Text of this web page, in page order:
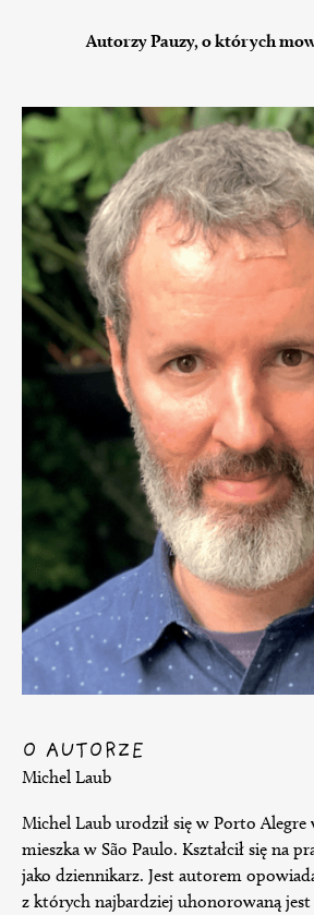
Autorzy Pauzy, o których
O AUTORZE
Michel Laub
Michel Laub urodził się w Porto Alegre
mieszka w São Paulo. Kształcił się na
jako dziennikarz. Jest autorem
z których najbardziej uhonorowaną jest